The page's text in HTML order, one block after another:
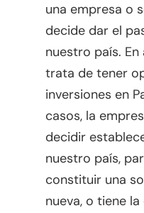
una empresa o
decide dar el
nuestro país.
trata de tener
inversiones en
casos, la
decidir
nuestro país,
constituir una
nueva, o tiene